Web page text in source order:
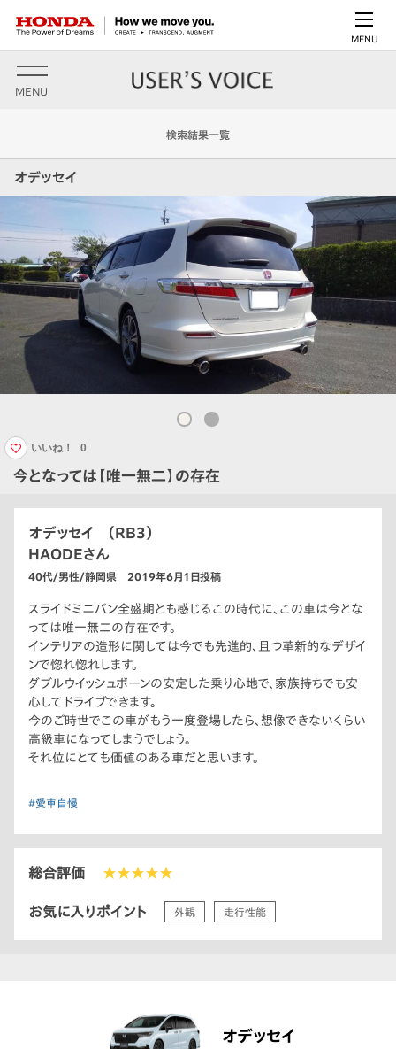
MENU
MENU
検索結果一覧
オデッセイ
今となっては【唯一無二】の存在
いいね！ 0
オデッセイ （RB3）
HAODEさん
40代/男性/静岡県 2019年6月1日投稿
スライドミニバン全盛期とも感じるこの時代に、この車は今とな
っては唯一無二の存在です。
インテリアの造形に関しては今でも先進的、且つ革新的なデザイ
ンで惚れ惚れします。
ダブルウイッシュボーンの安定した乗り心地で、家族持ちでも安
心してドライブできます。
今のご時世でこの車がもう一度登場したら、想像できないくらい
高級車になってしまうでしょう。
それ位にとても価値のある車だと思います。
#愛車自慢
総合評価 ★★★★★
お気に入りポイント 外観 走行性能
オデッセイ